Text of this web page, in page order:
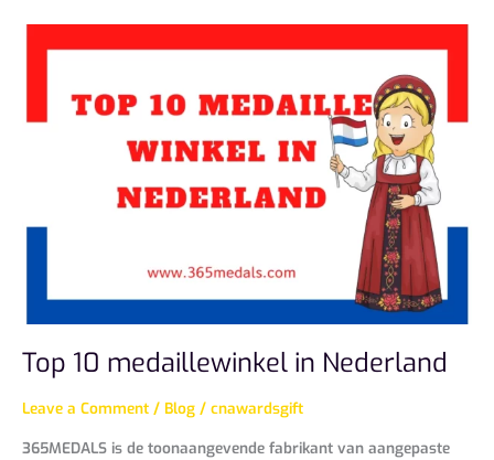
Top 10 medaillewinkel in Nederland
Leave a Comment / Blog / cnawardsgift
365MEDALS is de toonaangevende fabrikant van aangepaste
Nederland